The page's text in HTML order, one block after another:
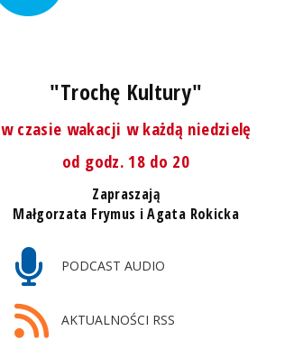
"Trochę Kultury"
w czasie wakacji w każdą niedzielę
od godz. 18 do 20
Zapraszają
Małgorzata Frymus i Agata Rokicka
PODCAST AUDIO
AKTUALNOŚCI RSS